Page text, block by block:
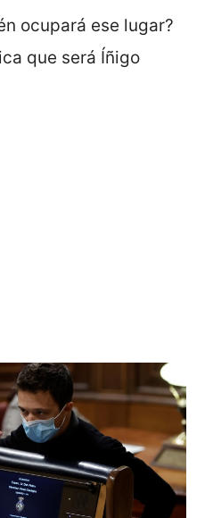
ocupará ese lugar?
que será Íñigo